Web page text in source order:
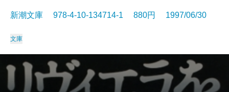
新潮文庫 978-4-10-134714-1 880円 1997/06/30
文庫